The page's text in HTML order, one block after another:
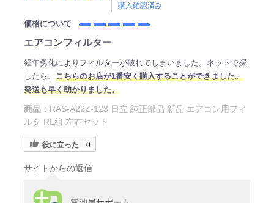
購入確認済み
価格について
エアコンフィルター
経年劣化によりフィルターが破れてしまいました。ネットで探
したら、 こちらのお店が1番安く購入することができました。
発送も早く助かりました。
商品： RAS-A22Z-123 日立 純正部品 新品 エアコン用フィ
ルタ RL組 左右セット
役に立った 0
サイトからの返信